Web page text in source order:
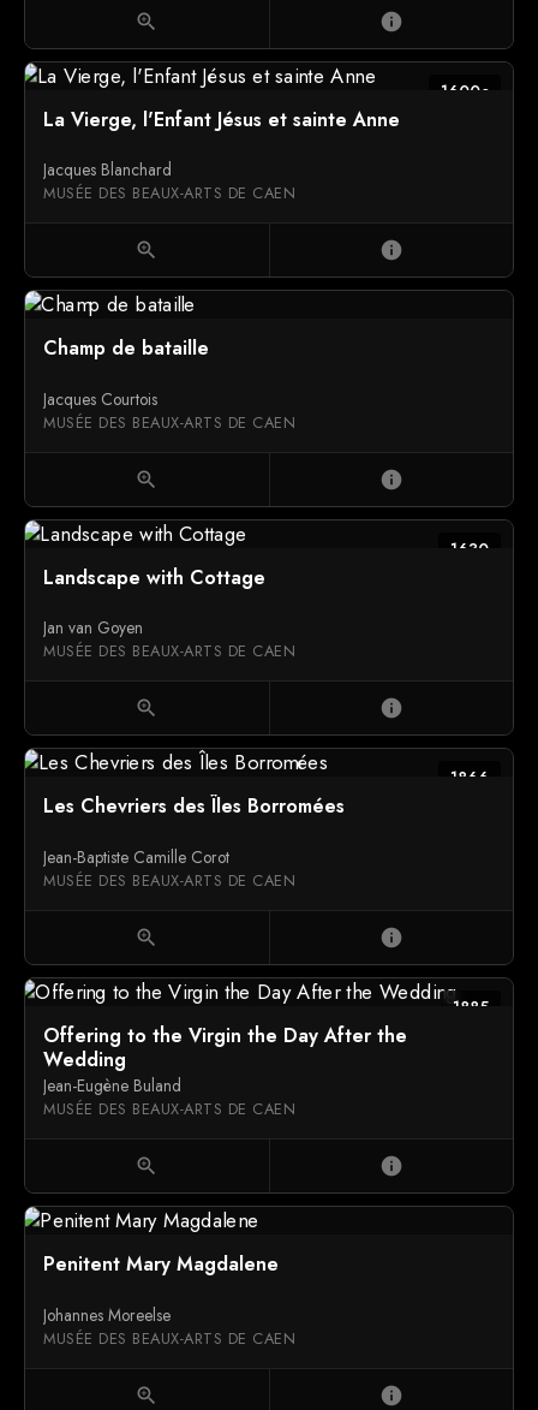
zoom_in info
1600c
La Vierge, l'Enfant Jésus et sainte Anne
Jacques Blanchard
MUSÉE DES BEAUX-ARTS DE CAEN
zoom_in info
Champ de bataille
Jacques Courtois
MUSÉE DES BEAUX-ARTS DE CAEN
zoom_in info
1630
Landscape with Cottage
Jan van Goyen
MUSÉE DES BEAUX-ARTS DE CAEN
zoom_in info
1866
Les Chevriers des Îles Borromées
Jean-Baptiste Camille Corot
MUSÉE DES BEAUX-ARTS DE CAEN
zoom_in info
1885
Offering to the Virgin the Day After the
Wedding
Jean-Eugène Buland
MUSÉE DES BEAUX-ARTS DE CAEN
zoom_in info
Penitent Mary Magdalene
Johannes Moreelse
MUSÉE DES BEAUX-ARTS DE CAEN
zoom_in info